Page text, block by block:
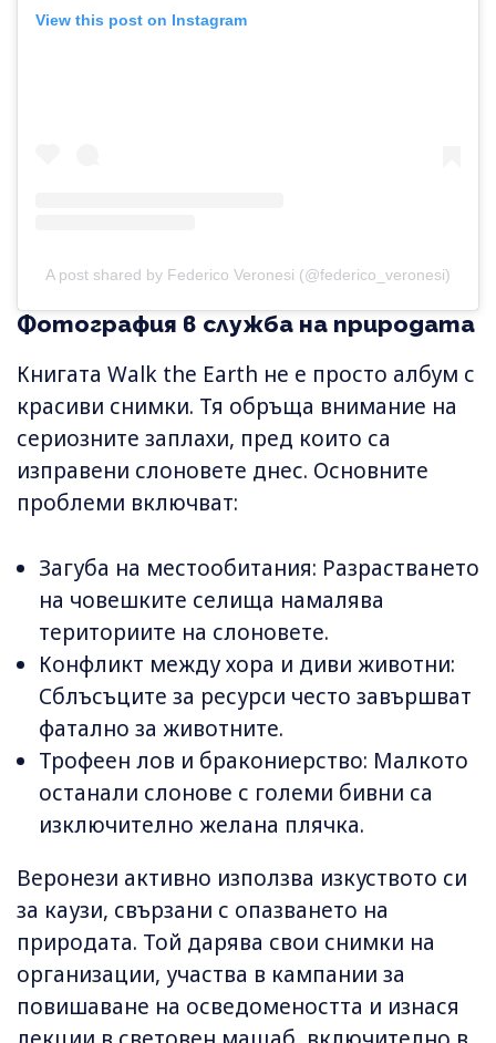
View this post on Instagram
A post shared by Federico Veronesi (@federico_veronesi)
Фотография в служба на природата
Книгата Walk the Earth не е просто албум с
красиви снимки. Тя обръща внимание на
сериозните заплахи, пред които са
изправени слоновете днес. Основните
проблеми включват:
Загуба на местообитания: Разрастването
на човешките селища намалява
териториите на слоновете.
Конфликт между хора и диви животни:
Сблъсъците за ресурси често завършват
фатално за животните.
Трофеен лов и бракониерство: Малкото
останали слонове с големи бивни са
изключително желана плячка.
Веронези активно използва изкуството си
за каузи, свързани с опазването на
природата. Той дарява свои снимки на
организации, участва в кампании за
повишаване на осведомеността и изнася